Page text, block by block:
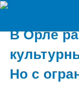
В Орле
Но с